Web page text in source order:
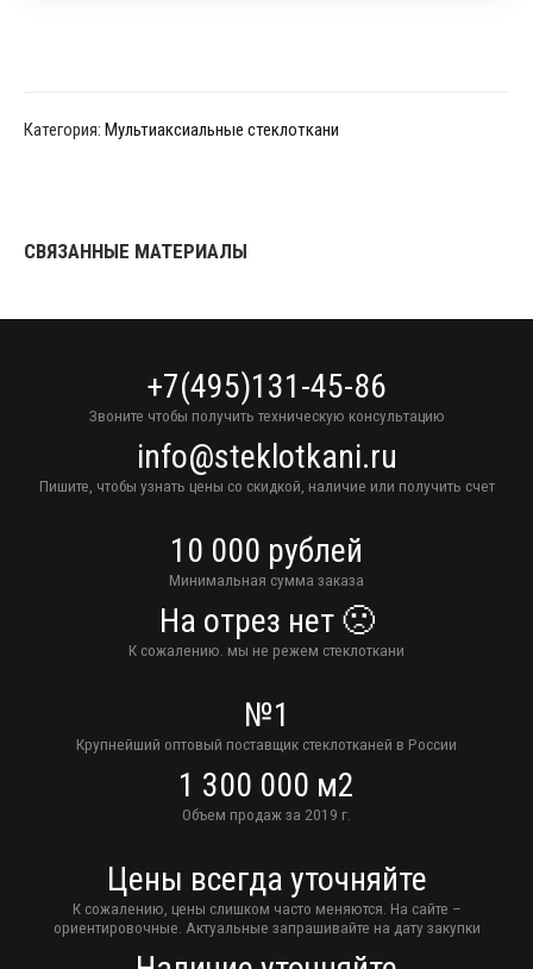
Категория: Мультиаксиальные стеклоткани
СВЯЗАННЫЕ МАТЕРИАЛЫ
+7(495)131-45-86
Звоните чтобы получить техническую консультацию
info@steklotkani.ru
Пишите, чтобы узнать цены со скидкой, наличие или получить счет
10 000 рублей
Минимальная сумма заказа
На отрез нет 🙁
К сожалению. мы не режем стеклоткани
№1
Крупнейший оптовый поставщик стеклотканей в России
1 300 000 м2
Объем продаж за 2019 г.
Цены всегда уточняйте
К сожалению, цены слишком часто меняются. На сайте –
ориентировочные. Актуальные запрашивайте на дату закупки